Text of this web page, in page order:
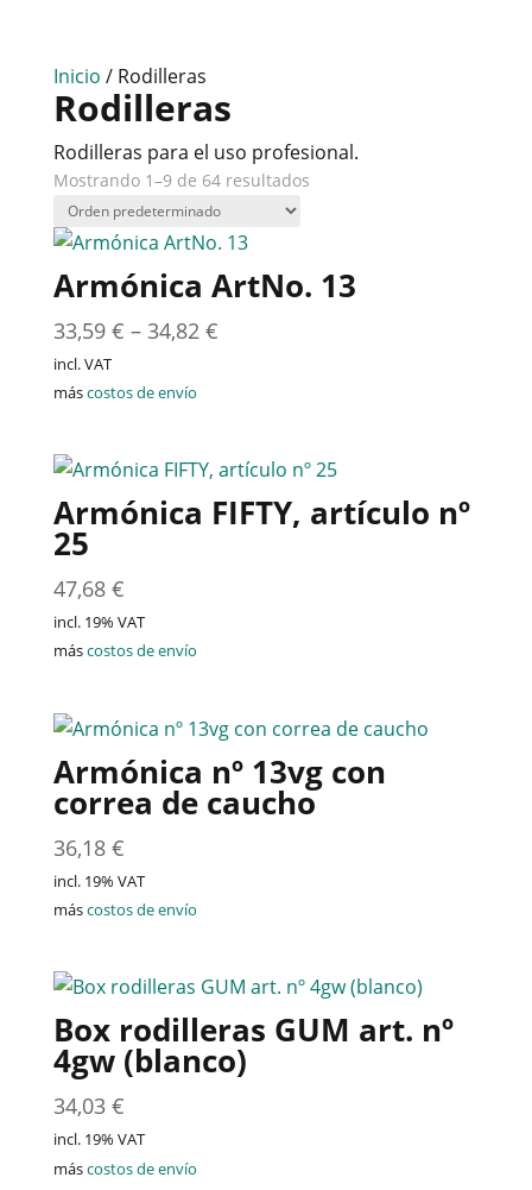
Inicio / Rodilleras
Rodilleras
Rodilleras para el uso profesional.
Mostrando 1–9 de 64 resultados
Armónica ArtNo. 13
33,59 € – 34,82 €
incl. VAT
máscostos de envío
Armónica FIFTY, artículo nº
25
47,68 €
incl. 19% VAT
máscostos de envío
Armónica nº 13vg con
correa de caucho
36,18 €
incl. 19% VAT
máscostos de envío
Box rodilleras GUM art. nº
4gw (blanco)
34,03 €
incl. 19% VAT
máscostos de envío